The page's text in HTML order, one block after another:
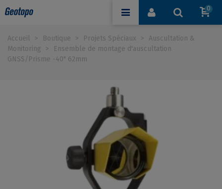
0
Accueil > Boutique > Projets Spéciaux >
Auscultation &
Monitoring
>
Ensemble de montage d'auscultation
GNSS/Prisme -40" 62mm